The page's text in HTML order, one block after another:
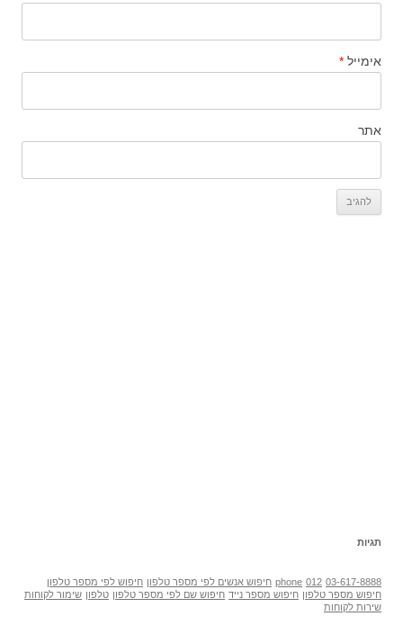
אימייל *
אתר
תגיות
03-617-8888
012
phone חיפוש אנשים לפי מספר טלפון חיפוש לפי מספר טלפון
חיפוש מספר טלפון חיפוש מספר נייד חיפוש שם לפי מספר טלפון טלפון שימור לקוחות
שירות לקוחות